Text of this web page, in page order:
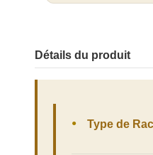
Détails du produit
Type de